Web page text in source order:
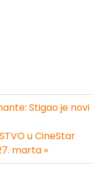
Stigao je novi
u CineStar
marta »